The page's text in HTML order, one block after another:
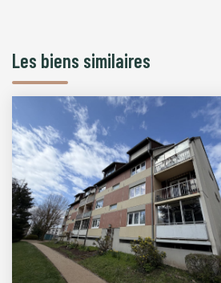
Les biens similaires